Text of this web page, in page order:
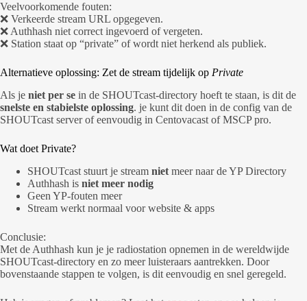
Veelvoorkomende fouten:
❌ Verkeerde stream URL opgegeven.
❌ Authhash niet correct ingevoerd of vergeten.
❌ Station staat op “private” of wordt niet herkend als publiek.
Alternatieve oplossing: Zet de stream tijdelijk op Private
Als je niet per se in de SHOUTcast-directory hoeft te staan, is dit de
snelste en stabielste oplossing. je kunt dit doen in de config van de
SHOUTcast server of eenvoudig in Centovacast of MSCP pro.
Wat doet Private?
SHOUTcast stuurt je stream niet meer naar de YP Directory
Authhash is niet meer nodig
Geen YP-fouten meer
Stream werkt normaal voor website & apps
Conclusie:
Met de Authhash kun je je radiostation opnemen in de wereldwijde
SHOUTcast-directory en zo meer luisteraars aantrekken. Door
bovenstaande stappen te volgen, is dit eenvoudig en snel geregeld.